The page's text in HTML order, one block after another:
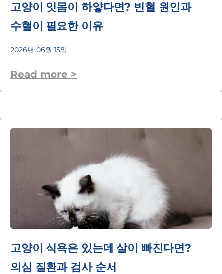
고양이 잇몸이 하얗다면? 빈혈 원인과
수혈이 필요한 이유
2026년 06월 15일
Read more >
고양이 식욕은 있는데 살이 빠진다면?
의심 질환과 검사 순서